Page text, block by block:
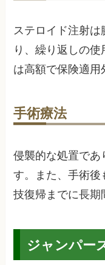
ステロイド注射
り、繰り返しの
は高額で保険適用
手術療法
侵襲的な処置であ
す。また、手術
技復帰までに長期
ジャンパー